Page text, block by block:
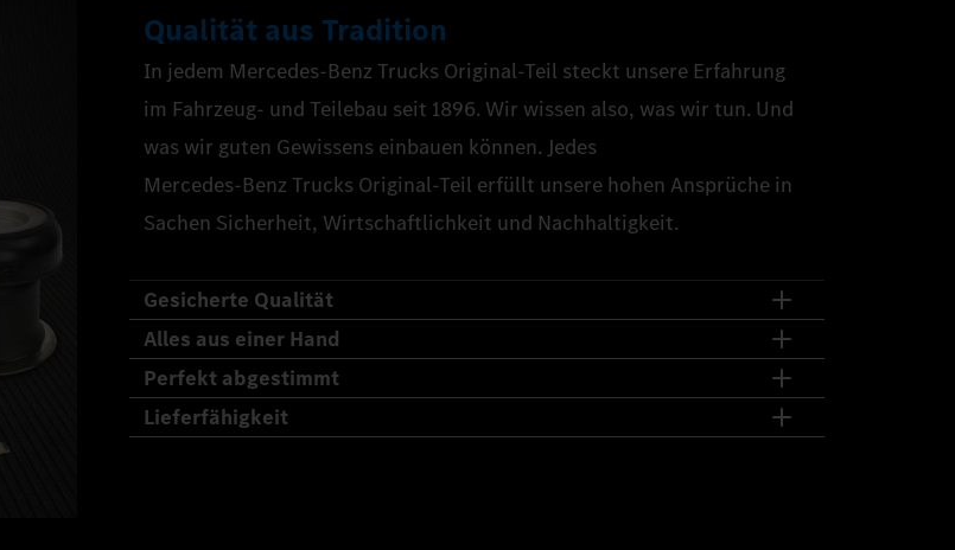
Qualität aus Tradition
In jedem Mercedes‑Benz Trucks Original-Teil steckt unsere Erfahrung
im Fahrzeug- und Teilebau seit 1896. Wir wissen also, was wir tun. Und
was wir guten Gewissens einbauen können. Jedes
Mercedes‑Benz Trucks Original‑Teil erfüllt unsere hohen Ansprüche in
Sachen Sicherheit, Wirtschaftlichkeit und Nachhaltigkeit.
Gesicherte Qualität
Alles aus einer Hand
Perfekt abgestimmt
Lieferfähigkeit